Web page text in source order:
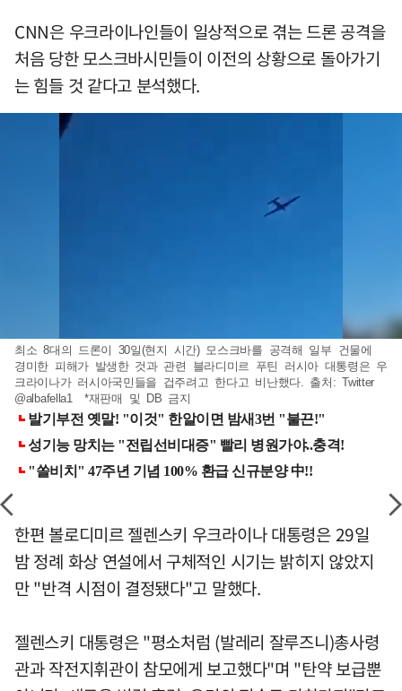
CNN은 우크라이나인들이 일상적으로 겪는 드론 공격을
처음 당한 모스크바시민들이 이전의 상황으로 돌아가기
는 힘들 것 같다고 분석했다.
최소 8대의 드론이 30일(현지 시간) 모스크바를 공격해 일부 건물에
경미한 피해가 발생한 것과 관련 블라디미르 푸틴 러시아 대통령은 우
크라이나가 러시아국민들을 겁주려고 한다고 비난했다. 출처: Twitter
@albafella1 *재판매 및 DB 금지
한편 볼로디미르 젤렌스키 우크라이나 대통령은 29일
밤 정례 화상 연설에서 구체적인 시기는 밝히지 않았지
만 "반격 시점이 결정됐다"고 말했다.
젤렌스키 대통령은 "평소처럼 (발레리 잘루즈니)총사령
관과 작전지휘관이 참모에게 보고했다"며 "탄약 보급뿐